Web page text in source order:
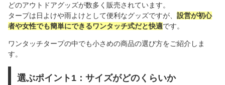
どのアウトドアグッズが数多く販売されています。
タープは日よけや雨よけとして便利なグッズですが、 設営が初心
者や女性でも簡単にできるワンタッチ式だと快適です。
ワンタッチタープの中でも小さめの商品の選び方をご紹介しま
す。
選ぶポイント1：サイズがどのくらいか